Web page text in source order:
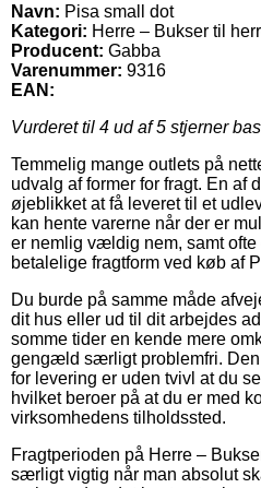
Navn: Pisa small dot
Kategori: Herre – Bukser til
Producent: Gabba
Varenummer: 9316
EAN:
Vurderet til 4 ud af 5 stjerner
Temmelig mange outlets på
udvalg af former for fragt. En af
øjeblikket at få leveret til et
kan hente varerne når der er
er nemlig vældig nem, samt
betalelige fragtform ved køb af
Du burde på samme måde
dit hus eller ud til dit arbejdes
somme tider en kende mere
gengæld særligt problemfri.
for levering er uden tvivl at du
hvilket beroer på at du er med
virksomhedens tilholdssted.
Fragtperioden på Herre –
særligt vigtig når man absolut